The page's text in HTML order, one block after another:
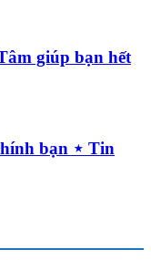
giúp bạn hết
bạn ⋆ Tin